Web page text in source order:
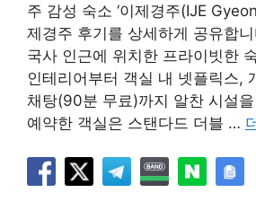
주 감성 숙소 ‘이제경주(IJE
제경주 후기를 상세하게 공유합
국사 인근에 위치한 프라이빗한
인테리어부터 객실 내 넷플릭스,
채탕(90분 무료)까지 알찬 시설
예약한 객실은 스탠다드 더블 …